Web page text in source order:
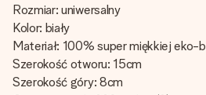
Rozmiar: uniwersalny
Kolor: biały
Materiał: 100% super miękkiej eko-
Szerokość otworu: 15cm
Szerokość góry: 8cm